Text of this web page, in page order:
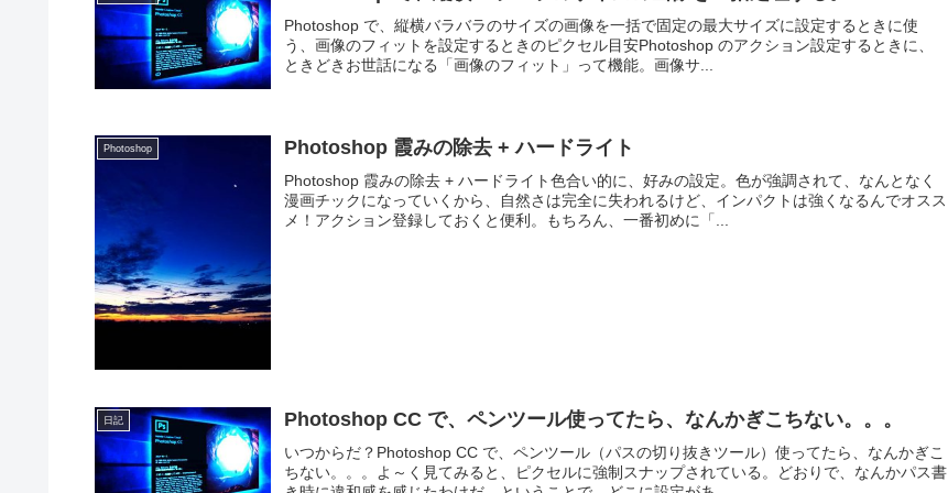
Photoshop で、縦横バラバラのサイズの画像を一括で固定の最大サイズに設定するときに使
う、画像のフィットを設定するときのピクセル目安Photoshop のアクション設定するときに、
ときどきお世話になる「画像のフィット」って機能。画像サ...
Photoshop Photoshop 霞みの除去 + ハードライト
Photoshop 霞みの除去 + ハードライト色合い的に、好みの設定。色が強調されて、なんとなく
漫画チックになっていくから、自然さは完全に失われるけど、インパクトは強くなるんでオスス
メ！アクション登録しておくと便利。もちろん、一番初めに「...
日記 Photoshop CC で、ペンツール使ってたら、なんかぎこちない。。。
いつからだ？Photoshop CC で、ペンツール（パスの切り抜きツール）使ってたら、なんかぎこ
ちない。。。よ～く見てみると、ピクセルに強制スナップされている。どおりで、なんかパス書